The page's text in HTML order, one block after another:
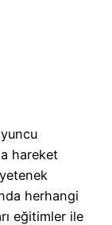
hareket
herhangi
eğitimler ile